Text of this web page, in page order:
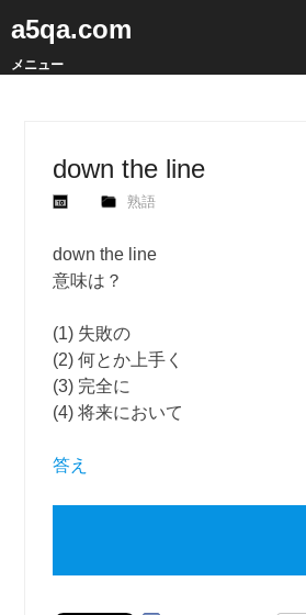
a5qa.com
メニュー
down the line
熟語
down the line
意味は？
(1) 失敗の
(2) 何とか上手く
(3) 完全に
(4) 将来において
答え